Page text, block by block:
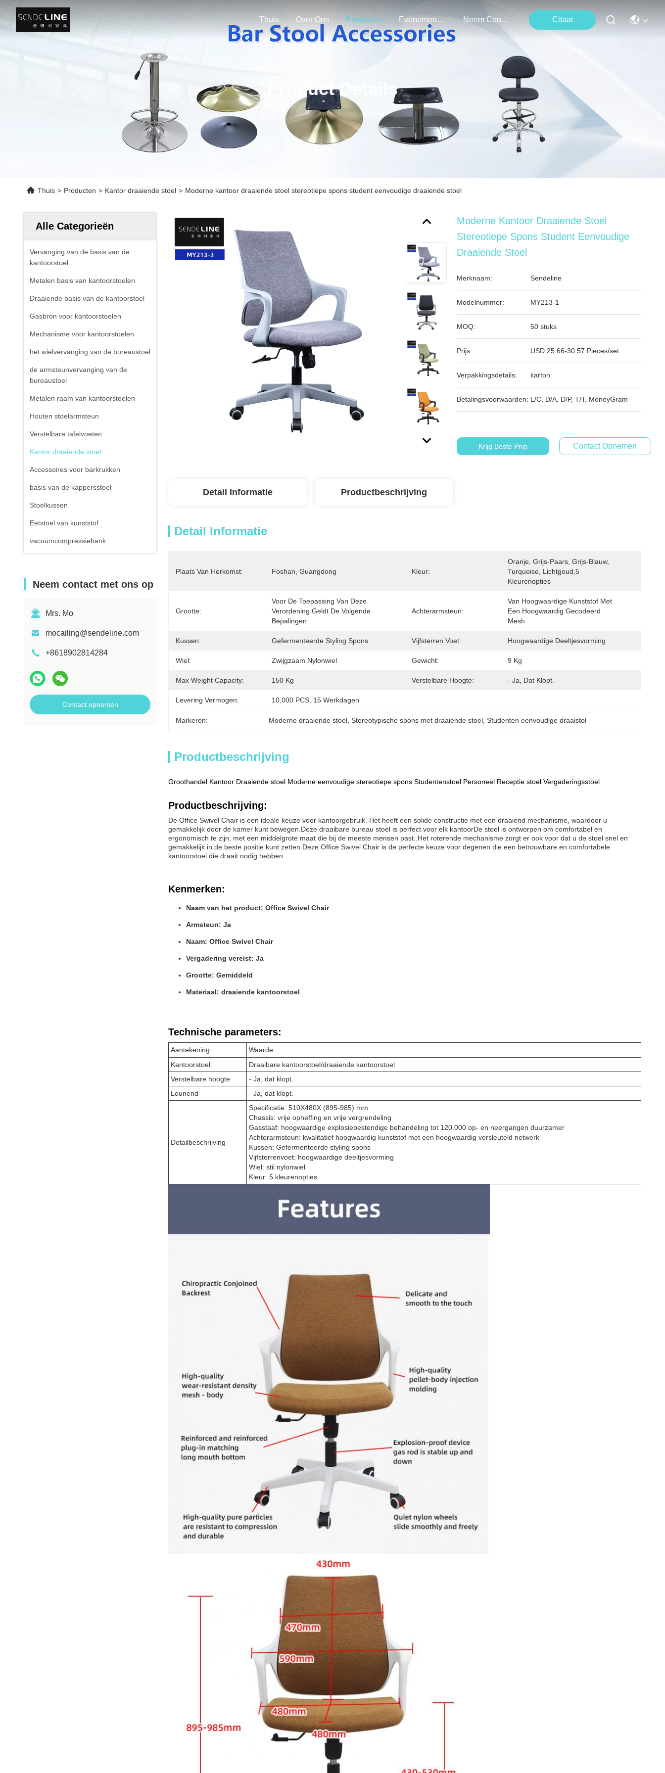
Thuis Over Ons Producten Evenementen Neem Contact Met Ons Op Citaat
Product Details
Thuis > Producten > Kantor draaiende stoel > Moderne kantoor draaiende stoel stereotiepe spons student eenvoudige draaiende stoel
Alle Categorieën
Vervanging van de basis van de
kantoorstoel
Metalen basis van kantoorstoelen
Draaiende basis van de kantoorstoel
Gasbron voor kantoorstoelen
Mechanisme voor kantoorstoelen
het wielvervanging van de bureaustoel
de armsteunvervanging van de
bureaustoel
Metalen raam van kantoorstoelen
Houten stoelarmsteun
Verstelbare tafelvoeten
Kantor draaiende stoel
Accessoires voor barkrukken
basis van de kappersstoel
Stoelkussen
Eetstoel van kunststof
vacuümcompressiebank
Neem contact met ons op
Mrs. Mo
mocailing@sendeline.com
+8618902814284
Contact opnemen
Moderne Kantoor Draaiende Stoel
Stereotiepe Spons Student Eenvoudige
Draaiende Stoel
Merknaam: Sendeline
Modelnummer: MY213-1
MOQ: 50 stuks
Prijs: USD 25.66-30.57 Pieces/set
Verpakkingsdetails: karton
Betalingsvoorwaarden: L/C, D/A, D/P, T/T, MoneyGram
Krijg Beste Prijs Contact Opnemen
Detail Informatie Productbeschrijving
Detail Informatie
Plaats Van Herkomst: Foshan, Guangdong Kleur:
Oranje, Grijs-Paars, Grijs-Blauw,
Turquoise, Lichtgoud,5
Kleurenopties
Grootte:
Voor De Toepassing Van Deze
Verordening Geldt De Volgende
Bepalingen:
Achterarmsteun:
Van Hoogwaardige Kunststof Met
Een Hoogwaardig Gecodeerd
Mesh
Kussen: Gefermenteerde Styling Spons Vijfsterren Voet: Hoogwaardige Deeltjesvorming
Wiel: Zwijgzaam Nylonwiel Gewicht: 9 Kg
Max Weight Capacity: 150 Kg Verstelbare Hoogte: - Ja, Dat Klopt.
Levering Vermogen: 10,000 PCS, 15 Werkdagen
Markeren: Moderne draaiende stoel , Stereotypische spons met draaiende stoel , Studenten eenvoudige draaistol
Productbeschrijving
Groothandel Kantoor Draaiende stoel Moderne eenvoudige stereotiepe spons Studentenstoel Personeel Receptie stoel Vergaderingsstoel
Productbeschrijving:
De Office Swivel Chair is een ideale keuze voor kantoorgebruik. Het heeft een solide constructie met een draaiend mechanisme, waardoor u
gemakkelijk door de kamer kunt bewegen.Deze draaibare bureau stoel is perfect voor elk kantoorDe stoel is ontworpen om comfortabel en
ergonomisch te zijn, met een middelgrote maat die bij de meeste mensen past..Het roterende mechanisme zorgt er ook voor dat u de stoel snel en
gemakkelijk in de beste positie kunt zetten.Deze Office Swivel Chair is de perfecte keuze voor degenen die een betrouwbare en comfortabele
kantoorstoel die draait nodig hebben.
Kenmerken:
Naam van het product: Office Swivel Chair
Armsteun: Ja
Naam: Office Swivel Chair
Vergadering vereist: Ja
Grootte: Gemiddeld
Materiaal: draaiende kantoorstoel
Technische parameters:
Aantekening
Waarde
Kantoorstoel
Draaibare kantoorstoel/draaiende kantoorstoel
Verstelbare hoogte
- Ja, dat klopt.
Leunend
- Ja, dat klopt.
Detailbeschrijving
Specificatie: 510X480X (895-985) mm
Chassis: vrije opheffing en vrije vergrendeling
Gasstaaf: hoogwaardige explosiebestendige behandeling tot 120.000 op- en neergangen duurzamer
Achterarmsteun: kwalitatief hoogwaardig kunststof met een hoogwaardig versleuteld netwerk
Kussen: Gefermenteerde styling spons
Vijfsterrenvoet: hoogwaardige deeltjesvorming
Wiel: stil nylonwiel
Kleur: 5 kleurenopties